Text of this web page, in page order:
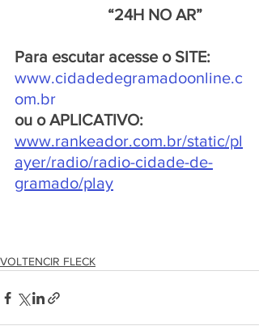
“24H NO AR”
Para escutar acesse o SITE:
www.cidadedegramadoonline.c
om.br
ou o APLICATIVO:
www.rankeador.com.br/static/pl
ayer/radio/radio-cidade-de-
gramado/play
VOLTENCIR FLECK